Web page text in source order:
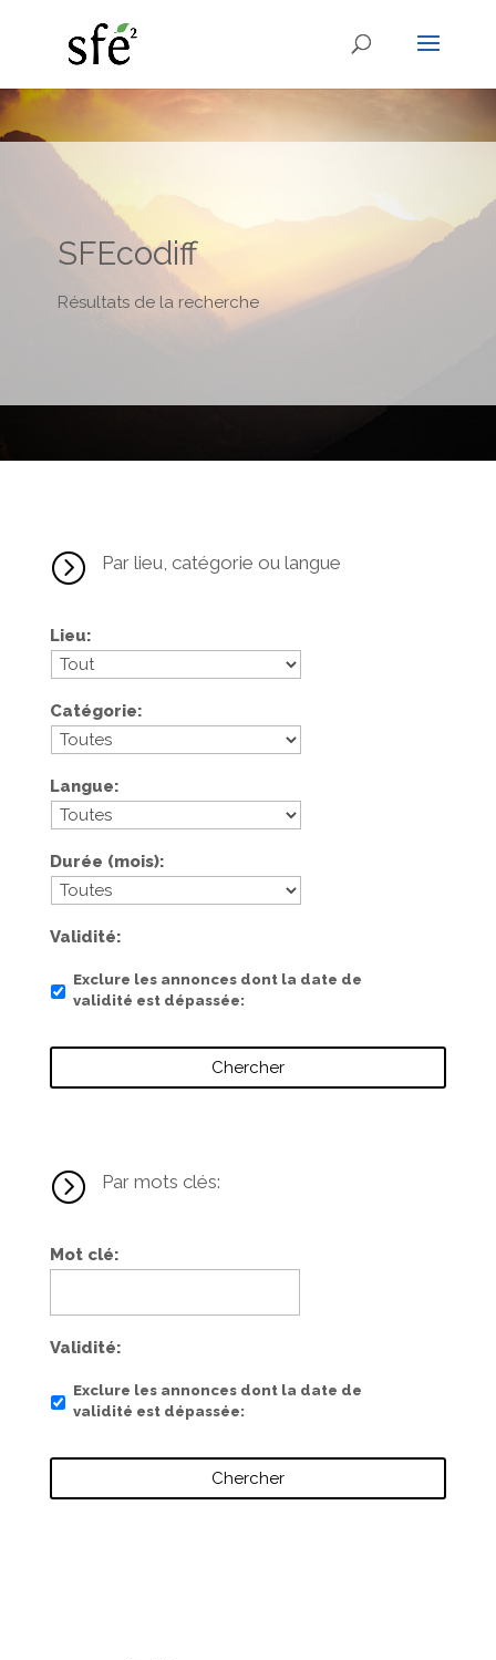
SFEcodiff
Résultats de la recherche
= Par lieu, catégorie ou langue
Lieu
Catégorie
Langue
Durée (mois)
Validité
Exclure les annonces dont la date de
validité est dépassée
= Par mots clés:
Mot clé
Validité
Exclure les annonces dont la date de
validité est dépassée